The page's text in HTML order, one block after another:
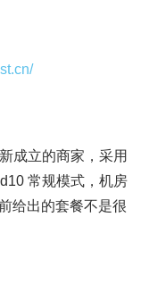
成立的商家，采用
常规模式，机房
给出的套餐不是很